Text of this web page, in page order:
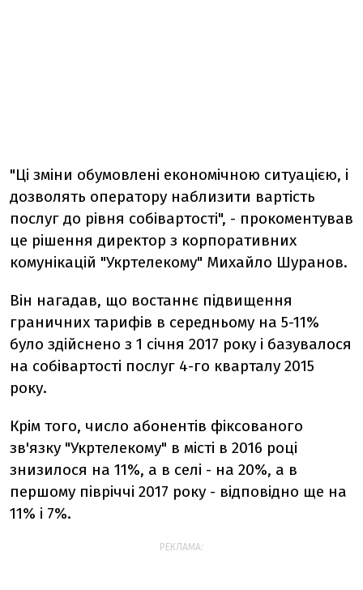
"Ці зміни обумовлені економічною ситуацією, і
дозволять оператору наблизити вартість
послуг до рівня собівартості", - прокоментував
це рішення директор з корпоративних
комунікацій "Укртелекому" Михайло Шуранов.
Він нагадав, що востаннє підвищення
граничних тарифів в середньому на 5-11%
було здійснено з 1 січня 2017 року і базувалося
на собівартості послуг 4-го кварталу 2015
року.
Крім того, число абонентів фіксованого
зв'язку "Укртелекому" в місті в 2016 році
знизилося на 11%, а в селі - на 20%, а в
першому півріччі 2017 року - відповідно ще на
11% і 7%.
РЕКЛАМА: